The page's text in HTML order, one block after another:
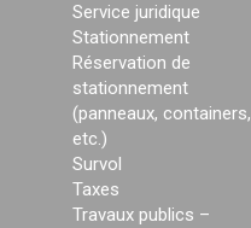
Service juridique
Stationnement
Réservation de
stationnement
(panneaux, containers,
etc.)
Survol
Taxes
Travaux publics –